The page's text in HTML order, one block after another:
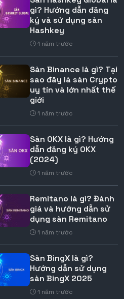
gì? Hướng dẫn đăng
ký và sử dụng sàn
Hashkey
1 năm trước
Sàn Binance là gì? Tại
sao đây là sàn Crypto
uy tín và lớn nhất thế
giới
1 năm trước
Sàn OKX là gì? Hướng
dẫn đăng ký OKX
(2024)
1 năm trước
Remitano là gì? Đánh
giá và hướng dẫn sử
dụng sàn Remitano
1 năm trước
Sàn BingX là gì?
Hướng dẫn sử dụng
sàn BingX 2025
1 năm trước